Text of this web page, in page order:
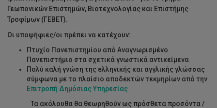
Γεωπονικών Επιστημών, Βιοτεχνολογίας και Επιστήμης
Τροφίμων (ΓΕΒΕΤ).
Οι υποψήφιες/οι πρέπει να κατέχουν:
Πτυχίο Πανεπιστημίου από Αναγνωρισμένο
Πανεπιστήμιο στα σχετικά γνωστικά αντικείμενα
Πολύ καλή γνώση της ελληνικής και αγγλικής γλώσσας
σύμφωνα με το πλαίσιο αποδεκτών τεκμηρίων από την
Επιτροπή Δημόσιας Υπηρεσίας
Τα ακόλουθα θα θεωρηθούν ως πρόσθετα προσόντα /